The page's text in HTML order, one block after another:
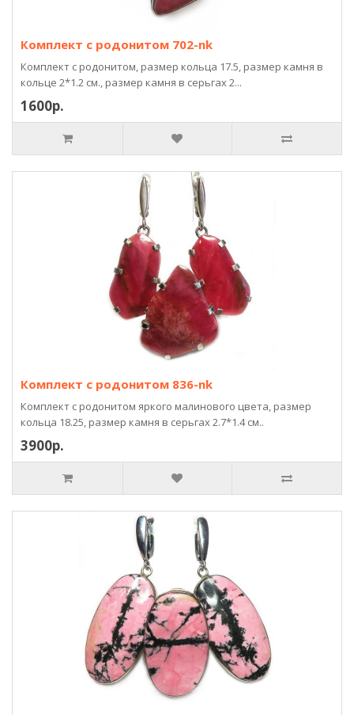
Комплект с родонитом 702-nk
Комплект с родонитом, размер кольца 17.5, размер камня в
кольце 2*1.2 см., размер камня в серьгах 2...
1600р.
Комплект с родонитом 836-nk
Комплект с родонитом яркого малинового цвета, размер
кольца 18.25, размер камня в серьгах 2.7*1.4 см..
3900р.